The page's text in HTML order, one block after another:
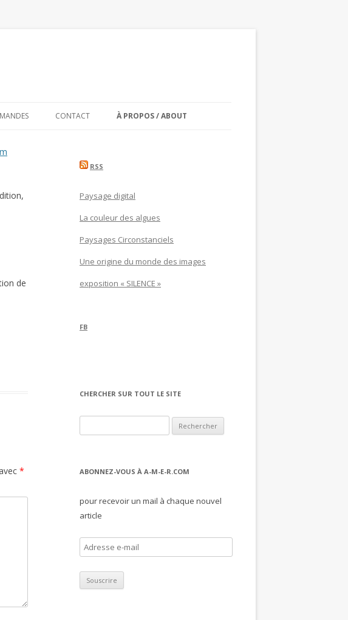
CONTACT À PROPOS / ABOUT
de
*
RSS
Paysage digital
La couleur des algues
Paysages Circonstanciels
Une origine du monde des images
exposition « SILENCE »
FB
CHERCHER SUR TOUT LE SITE
ABONNEZ-VOUS À A-M-E-R.COM
pour recevoir un mail à chaque nouvel
article
d
r
e